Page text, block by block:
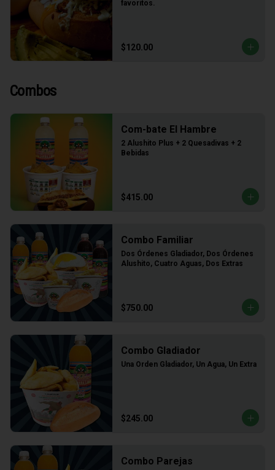
favoritos.
$120.00
Combos
Com-bate El Hambre
2 Alushito Plus + 2 Quesadivas + 2
Bebidas
$415.00
Combo Familiar
Dos Órdenes Gladiador, Dos Órdenes
Alushito, Cuatro Aguas, Dos Extras
$750.00
Combo Gladiador
Una Orden Gladiador, Un Agua, Un Extra
$245.00
Combo Parejas